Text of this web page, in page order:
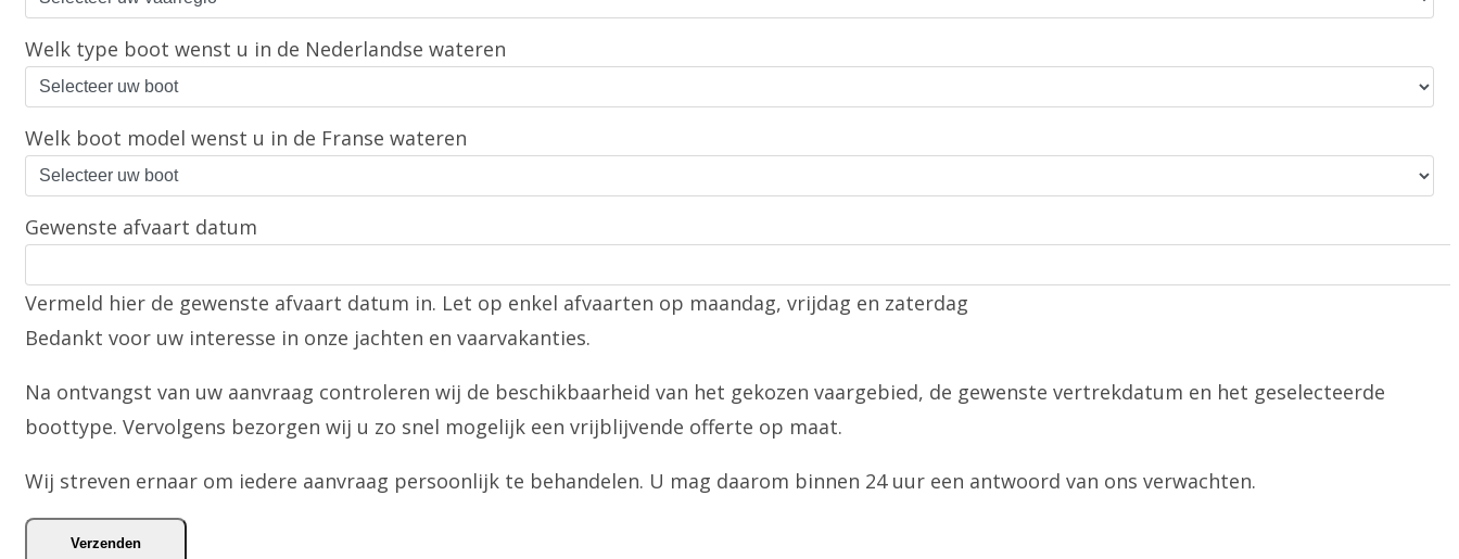
Welk type boot wenst u in de Nederlandse wateren
Welk boot model wenst u in de Franse wateren
Gewenste afvaart datum
Vermeld hier de gewenste afvaart datum in. Let op enkel afvaarten op maandag, vrijdag en zaterdag
Bedankt voor uw interesse in onze jachten en vaarvakanties.
Na ontvangst van uw aanvraag controleren wij de beschikbaarheid van het gekozen vaargebied, de gewenste vertrekdatum en het geselecteerde
boottype. Vervolgens bezorgen wij u zo snel mogelijk een vrijblijvende offerte op maat.
Wij streven ernaar om iedere aanvraag persoonlijk te behandelen. U mag daarom binnen 24 uur een antwoord van ons verwachten.
Verzenden